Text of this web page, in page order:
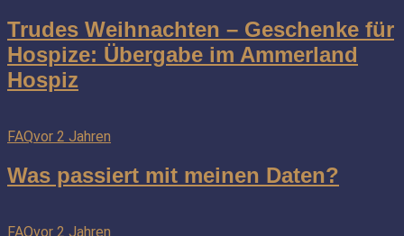
Trudes Weihnachten – Geschenke für
Hospize: Übergabe im Ammerland
Hospiz
FAQvor 2 Jahren
Was passiert mit meinen Daten?
FAQvor 2 Jahren